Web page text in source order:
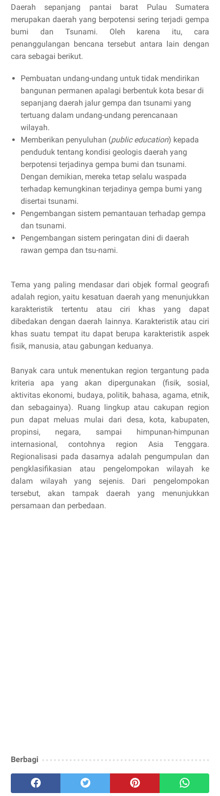
Daerah sepanjang pantai barat Pulau Sumatera
merupakan daerah yang berpotensi sering terjadi gempa
bumi dan Tsunami. Oleh karena itu, cara
penanggulangan bencana tersebut antara lain dengan
cara sebagai berikut.
Pembuatan undang-undang untuk tidak mendirikan
bangunan permanen apalagi berbentuk kota besar di
sepanjang daerah jalur gempa dan tsunami yang
tertuang dalam undang-undang perencanaan
wilayah.
Memberikan penyuluhan (public education) kepada
penduduk tentang kondisi geologis daerah yang
berpotensi terjadinya gempa bumi dan tsunami.
Dengan demikian, mereka tetap selalu waspada
terhadap kemungkinan terjadinya gempa bumi yang
disertai tsunami.
Pengembangan sistem pemantauan terhadap gempa
dan tsunami.
Pengembangan sistem peringatan dini di daerah
rawan gempa dan tsu-nami.
Tema yang paling mendasar dari objek formal geografi
adalah region, yaitu kesatuan daerah yang menunjukkan
karakteristik tertentu atau ciri khas yang dapat
dibedakan dengan daerah lainnya. Karakteristik atau ciri
khas suatu tempat itu dapat berupa karakteristik aspek
fisik, manusia, atau gabungan keduanya.
Banyak cara untuk menentukan region tergantung pada
kriteria apa yang akan dipergunakan (fisik, sosial,
aktivitas ekonomi, budaya, politik, bahasa, agama, etnik,
dan sebagainya). Ruang lingkup atau cakupan region
pun dapat meluas mulai dari desa, kota, kabupaten,
propinsi, negara, sampai himpunan-himpunan
internasional, contohnya region Asia Tenggara.
Regionalisasi pada dasarnya adalah pengumpulan dan
pengklasifikasian atau pengelompokan wilayah ke
dalam wilayah yang sejenis. Dari pengelompokan
tersebut, akan tampak daerah yang menunjukkan
persamaan dan perbedaan.
Berbagi